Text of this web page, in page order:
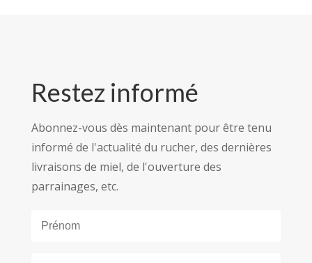
Restez informé
Abonnez-vous dès maintenant pour être tenu
informé de l'actualité du rucher, des dernières
livraisons de miel, de l'ouverture des
parrainages, etc.